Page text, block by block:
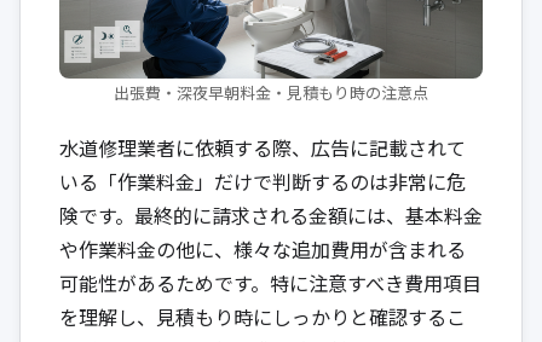
出張費・深夜早朝料金・見積もり時の注意点
水道修理業者に依頼する際、広告に記載されて
いる「作業料金」だけで判断するのは非常に危
険です。最終的に請求される金額には、基本料金
や作業料金の他に、様々な追加費用が含まれる
可能性があるためです。特に注意すべき費用項目
を理解し、見積もり時にしっかりと確認するこ